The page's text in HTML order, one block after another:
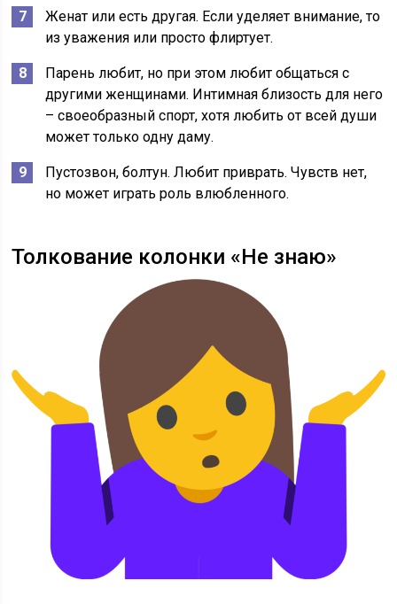
Женат или есть другая. Если уделяет внимание, то
из уважения или просто флиртует.
Парень любит, но при этом любит общаться с
другими женщинами. Интимная близость для него
– своеобразный спорт, хотя любить от всей души
может только одну даму.
Пустозвон, болтун. Любит приврать. Чувств нет,
но может играть роль влюбленного.
Толкование колонки «Не знаю»